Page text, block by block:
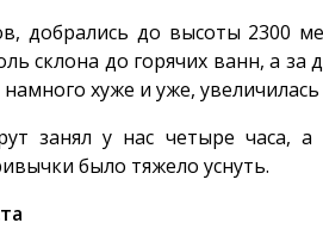
добрались до высоты 2300
склона до горячих ванн, а за
хуже и уже,
занял у нас четыре часа, а
было тяжело уснуть.